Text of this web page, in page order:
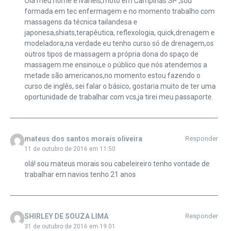
formada em tec enfermagem e no momento trabalho com
massagens da técnica tailandesa e
japonesa,shiats,terapêutica, reflexologia, quick,drenagem e
modeladora,na verdade eu tenho curso só de drenagem,os
outros tipos de massagem a própria dona do spaço de
massagem me ensinou,e o público que nós atendemos a
metade são americanos,no momento estou fazendo o
curso de inglês, sei falar o básico, gostaria muito de ter uma
oportunidade de trabalhar com vcs,ja tirei meu passaporte.
mateus dos santos morais oliveira
11 de outubro de 2016 em 11:50
Responder
olá! sou mateus morais sou cabeleireiro tenho vontade de
trabalhar em navios tenho 21 anos
SHIRLEY DE SOUZA LIMA
31 de outubro de 2016 em 19:01
Responder